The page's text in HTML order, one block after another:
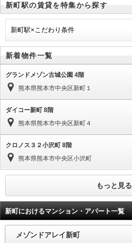
新町駅の賃貸を特集から探す
新町駅×こだわり条件
新着物件一覧
グランドメゾン古城公園 4階
熊本県熊本市中央区新町１
ダイコー新町 8階
熊本県熊本市中央区新町４
クロノス３２小沢町 8階
熊本県熊本市中央区小沢町
もっと見る
新町におけるマンション・アパート一覧
メゾンドアレイ新町